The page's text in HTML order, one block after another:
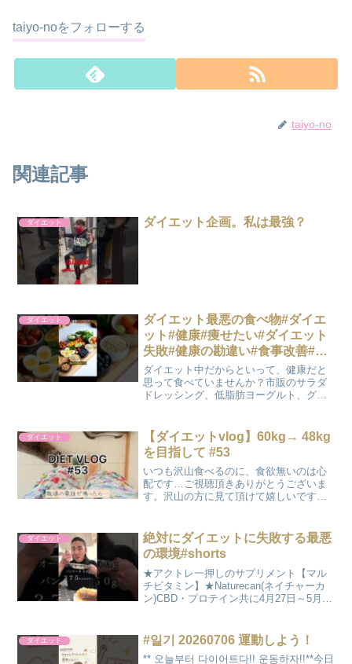
taiyo-noをフォローする
taiyo-no
関連記事
ダイエット ダイエット企画。私は最強？
ダイエット
ダイエット最悪の食べ物#ダイエ
ット#健康#痩せたい#ダイエット
失敗#健康の勘違い#食事改善#栄
養
ダイエット中だからといって、健康だと
思って食べていませんか？市販のサラダ
ドレッシング、低脂肪ヨーグルト、グラ
自然な食べ物を選びましょう。役に立っ
たら、いいね・フォロー・...
ダイエット
【ダイエットvlog】60kg→ 48kg
を目指して #53
いつも沢山食べるのに、食欲無いのは心
配です…ご視聴頂きありがとうございま
す。沢山の方に見て頂けて嬉しいです！
非よろしくお願いします！30代半ば、2児
の母。育休中の主婦で...
ダイエット
絶対にダイエットに失敗する最悪
の環境#shorts
★アクトレ一押しのサプリメント【マル
チビタミン】★Naturecan(ネイチャーカ
ン)CBD・プロテイン共に4月27日～5月9
アクトレコード割引併用できます！
CBD...
ダイエット #일기 20260706 運動しよう！
** 오늘부터 다이어트다!! 운동하자!!**今日